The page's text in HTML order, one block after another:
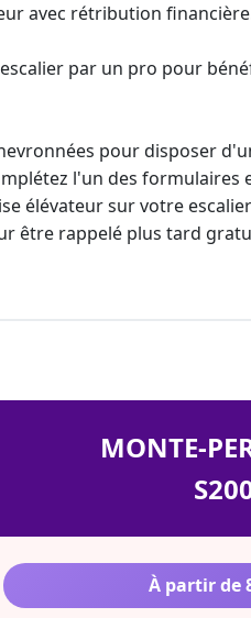
avec rétribution
par un pro pour
pour disposer
l'un des formulaires
élévateursur votre
être rappelé plus tard
MONTE-
À partir de